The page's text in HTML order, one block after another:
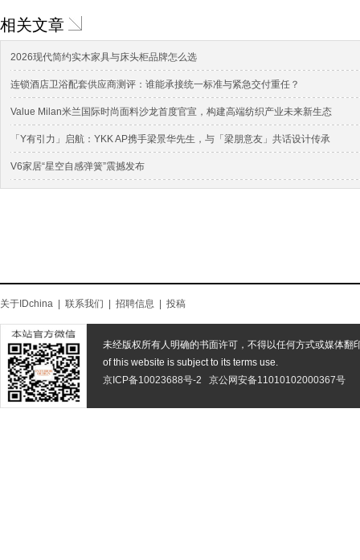
相关文章
2026现代简约实木家具与床头柜品牌怎么选
连锁酒店卫浴配套供应商测评：谁能承接统一标准与紧急交付重任？
Value Milan米兰国际时尚面料沙龙首度官宣，构建高端纺织产业未来新生态
「Y有引力」启航：YKK AP携手梁景华先生，与「梁朋意友」共话设计传承
V6家居“星空自感弹簧”震撼发布
关于IDchina 联系我们 招聘信息 投稿
未经版权所有人明确的书面许可，不得以任何方式或媒体翻
of this website is subject to its terms use.
京ICP备10023688号-2
京公网安备11010102000367号